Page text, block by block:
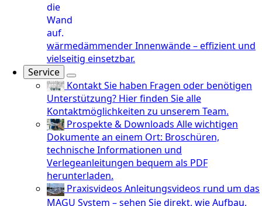
wärmedämmender Innenwände – effizient und
vielseitig einsetzbar.
Service
KontaktSie haben Fragen oder benötigen
Unterstützung? Hier finden Sie alle
Kontaktmöglichkeiten zu unserem Team.
Prospekte & Downloads Alle wichtigen
Dokumente an einem Ort: Broschüren,
technische Informationen und
Verlegeanleitungen bequem als PDF
herunterladen.
Praxisvideos Anleitungsvideos rund um das
MAGU System – sehen Sie direkt, wie Aufbau,